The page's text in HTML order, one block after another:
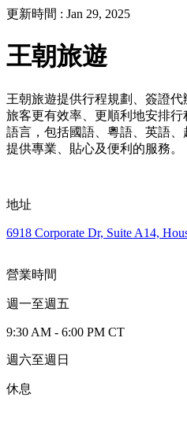
更新時間 : Jan 29, 2025
王朝旅遊
王朝旅遊提供行程規劃、簽證
旅客更有效率、更順利地安排
語言，包括國語、粵語、英語
提供專業、貼心及便利的服務。
地址
6918 Corporate Dr, Suite A14,
營業時間
週一至週五
9:30 AM - 6:00 PM CT
週六至週日
休息